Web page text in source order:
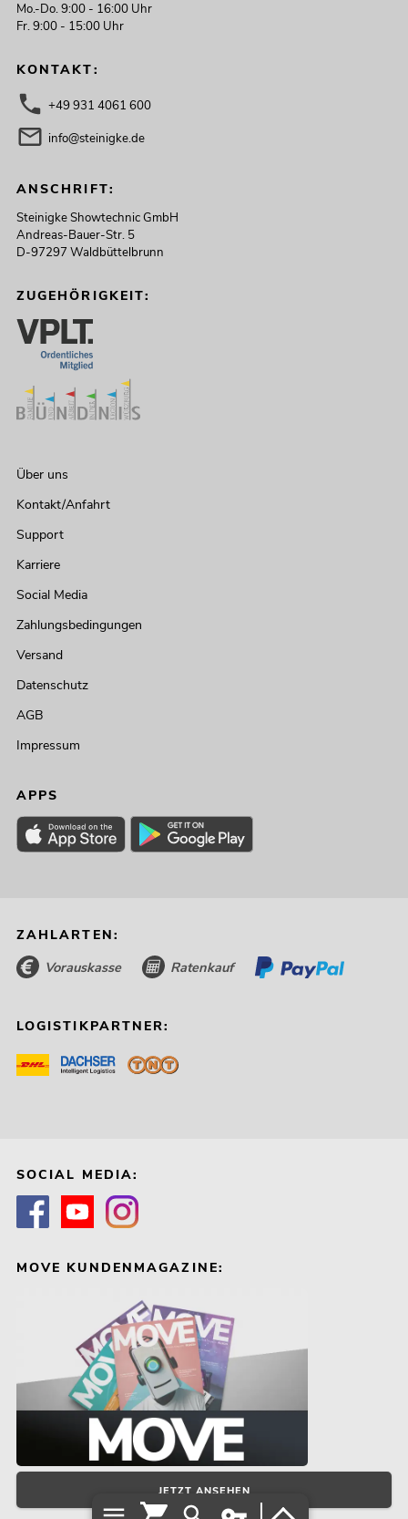
Mo.-Do. 9:00 - 16:00 Uhr
Fr. 9:00 - 15:00 Uhr
KONTAKT:
+49 931 4061 600
info@steinigke.de
ANSCHRIFT:
Steinigke Showtechnic GmbH
Andreas-Bauer-Str. 5
D-97297 Waldbüttelbrunn
ZUGEHÖRIGKEIT:
Über uns
Kontakt/Anfahrt
Support
Karriere
Social Media
Zahlungsbedingungen
Versand
Datenschutz
AGB
Impressum
APPS
ZAHLARTEN:
Vorauskasse Ratenkauf
LOGISTIKPARTNER:
SOCIAL MEDIA:
MOVE KUNDENMAGAZINE:
JETZT ANSEHEN